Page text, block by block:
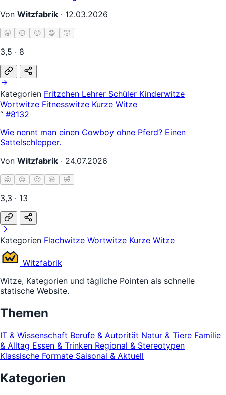
Von Witzfabrik · 12.03.2026
🥱 😐 🙂 😄 🤣
3,5 · 8
Kategorien Fritzchen Lehrer Schüler Kinderwitze
Wortwitze Fitnesswitze Kurze Witze
“ #8132
Wie nennt man einen Cowboy ohne Pferd? Einen
Sattelschlepper.
Von Witzfabrik · 24.07.2026
🥱 😐 🙂 😄 🤣
3,3 · 13
Kategorien Flachwitze Wortwitze Kurze Witze
Witzfabrik
Witze, Kategorien und tägliche Pointen als schnelle
statische Website.
Themen
IT & Wissenschaft Berufe & Autorität Natur & Tiere Familie
& Alltag Essen & Trinken Regional & Stereotypen
Klassische Formate Saisonal & Aktuell
Kategorien